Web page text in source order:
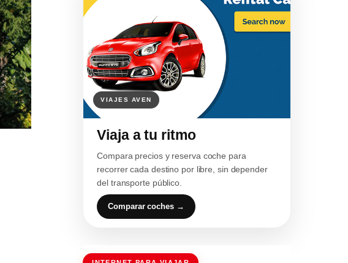
Viaja a tu ritmo
Compara precios y reserva coche para
recorrer cada destino por libre, sin depender
del transporte público.
Comparar coches →